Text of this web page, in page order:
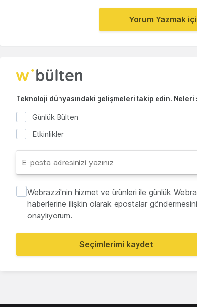
Yorum Yazmak
Teknoloji dünyasındaki gelişmeleri takip edin. Neleri
Günlük Bülten
Etkinlikler
Webrazzi'nin hizmet ve ürünleri ile günlük
haberlerine ilişkin olarak epostalar göndermesini
onaylıyorum.
Seçimlerimi kaydet